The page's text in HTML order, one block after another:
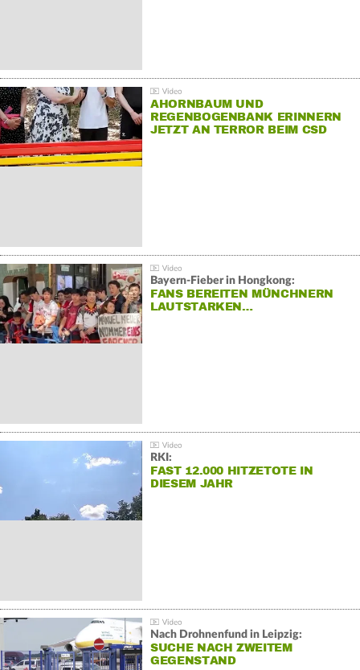
AHORNBAUM UND
REGENBOGENBANK ERINNERN
JETZT AN TERROR BEIM CSD
Bayern-Fieber in Hongkong:
FANS BEREITEN MÜNCHNERN
LAUTSTARKEN…
RKI:
FAST 12.000 HITZETOTE IN
DIESEM JAHR
Nach Drohnenfund in Leipzig:
SUCHE NACH ZWEITEM
GEGENSTAND